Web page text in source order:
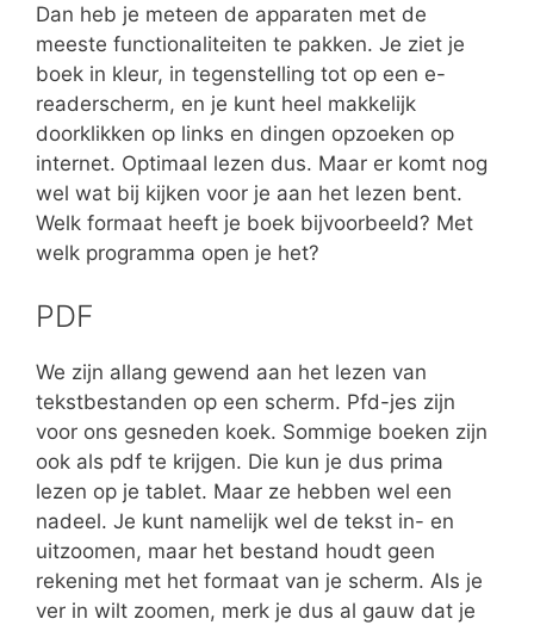
Dan heb je meteen de apparaten met de
meeste functionaliteiten te pakken. Je ziet je
boek in kleur, in tegenstelling tot op een e-
readerscherm, en je kunt heel makkelijk
doorklikken op links en dingen opzoeken op
internet. Optimaal lezen dus. Maar er komt nog
wel wat bij kijken voor je aan het lezen bent.
Welk formaat heeft je boek bijvoorbeeld? Met
welk programma open je het?
PDF
We zijn allang gewend aan het lezen van
tekstbestanden op een scherm. Pfd-jes zijn
voor ons gesneden koek. Sommige boeken zijn
ook als pdf te krijgen. Die kun je dus prima
lezen op je tablet. Maar ze hebben wel een
nadeel. Je kunt namelijk wel de tekst in- en
uitzoomen, maar het bestand houdt geen
rekening met het formaat van je scherm. Als je
ver in wilt zoomen, merk je dus al gauw dat je